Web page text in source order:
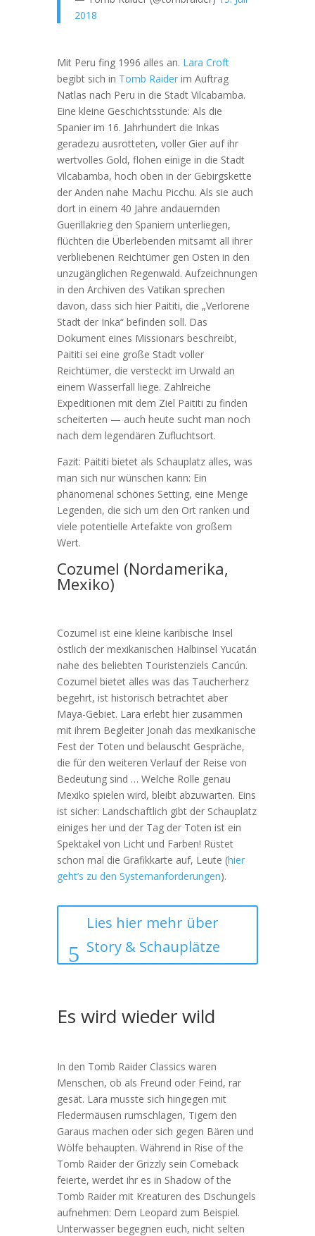
2018
Mit Peru fing 1996 alles an. Lara Croft
begibt sich in Tomb Raiderim Auftrag
Natlas nach Peru in die Stadt Vilcabamba.
Eine kleine Geschichtsstunde: Als die
Spanier im 16. Jahrhundert die Inkas
geradezu ausrotteten, voller Gier auf ihr
wertvolles Gold, flohen einige in die Stadt
Vilcabamba, hoch oben in der Gebirgskette
der Anden nahe Machu Picchu. Als sie auch
dort in einem 40 Jahre andauernden
Guerillakrieg den Spaniern unterliegen,
flüchten die Überlebenden mitsamt all ihrer
verbliebenen Reichtümer gen Osten in den
unzugänglichen Regenwald. Aufzeichnungen
in den Archiven des Vatikan sprechen
davon, dass sich hier Paititi, die „Verlorene
Stadt der Inka“ befinden soll. Das
Dokument eines Missionars beschreibt,
Paititi sei eine große Stadt voller
Reichtümer, die versteckt im Urwald an
einem Wasserfall liege. Zahlreiche
Expeditionen mit dem Ziel Paititi zu finden
scheiterten — auch heute sucht man noch
nach dem legendären Zufluchtsort.
Fazit: Paititi bietet als Schauplatz alles, was
man sich nur wünschen kann: Ein
phänomenal schönes Setting, eine Menge
Legenden, die sich um den Ort ranken und
viele potentielle Artefakte von großem
Wert.
Cozumel (Nordamerika,
Mexiko)
Cozumel ist eine kleine karibische Insel
östlich der mexikanischen Halbinsel Yucatán
nahe des beliebten Touristenziels Cancún.
Cozumel bietet alles was das Taucherherz
begehrt, ist historisch betrachtet aber
Maya-Gebiet. Lara erlebt hier zusammen
mit ihrem Begleiter Jonah das mexikanische
Fest der Toten und belauscht Gespräche,
die für den weiteren Verlauf der Reise von
Bedeutung sind … Welche Rolle genau
Mexiko spielen wird, bleibt abzuwarten. Eins
ist sicher: Landschaftlich gibt der Schauplatz
einiges her und der Tag der Toten ist ein
Spektakel von Licht und Farben! Rüstet
schon mal die Grafikkarte auf, Leute (hier
geht’s zu den Systemanforderungen).
Lies hier mehr über
Story & Schauplätze
Es wird wieder wild
In den Tomb Raider Classics waren
Menschen, ob als Freund oder Feind, rar
gesät. Lara musste sich hingegen mit
Fledermäusen rumschlagen, Tigern den
Garaus machen oder sich gegen Bären und
Wölfe behaupten. Während in Rise of the
Tomb Raider der Grizzly sein Comeback
feierte, werdet ihr es in Shadow of the
Tomb Raider mit Kreaturen des Dschungels
aufnehmen: Dem Leopard zum Beispiel.
Unterwasser begegnen euch, nicht selten